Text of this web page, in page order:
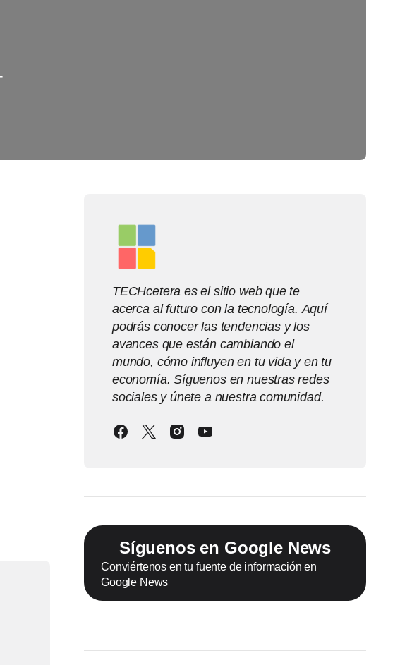
TECHcetera es el sitio web que te
acerca al futuro con la tecnología. Aquí
podrás conocer las tendencias y los
avances que están cambiando el
mundo, cómo influyen en tu vida y en tu
economía. Síguenos en nuestras redes
sociales y únete a nuestra comunidad.
Síguenos en Google News
Conviértenos en tu fuente de información en
Google News